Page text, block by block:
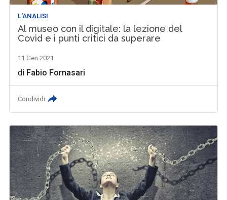
L'ANALISI
Al museo con il digitale: la lezione del
Covid e i punti critici da superare
11 Gen 2021
di Fabio Fornasari
Condividi